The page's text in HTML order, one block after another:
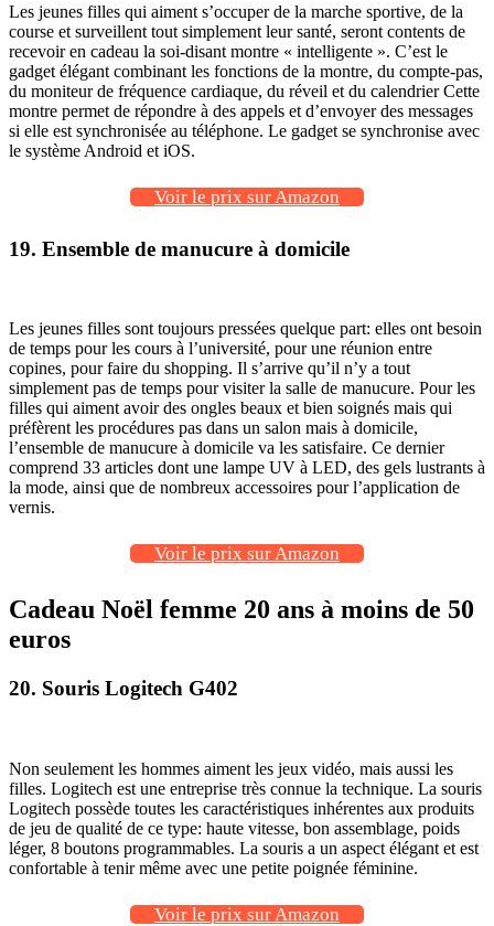
Les jeunes filles qui aiment s’occuper de la marche sportive, de la
course et surveillent tout simplement leur santé, seront contents de
recevoir en cadeau la soi-disant montre « intelligente ». C’est le
gadget élégant combinant les fonctions de la montre, du compte-pas,
du moniteur de fréquence cardiaque, du réveil et du calendrier Cette
montre permet de répondre à des appels et d’envoyer des messages
si elle est synchronisée au téléphone. Le gadget se synchronise avec
le système Android et iOS.
Voir le prix sur Amazon
19. Ensemble de manucure à domicile
Les jeunes filles sont toujours pressées quelque part: elles ont besoin
de temps pour les cours à l’université, pour une réunion entre
copines, pour faire du shopping. Il s’arrive qu’il n’y a tout
simplement pas de temps pour visiter la salle de manucure. Pour les
filles qui aiment avoir des ongles beaux et bien soignés mais qui
préfèrent les procédures pas dans un salon mais à domicile,
l’ensemble de manucure à domicile va les satisfaire. Ce dernier
comprend 33 articles dont une lampe UV à LED, des gels lustrants à
la mode, ainsi que de nombreux accessoires pour l’application de
vernis.
Voir le prix sur Amazon
Cadeau Noël femme 20 ans à moins de 50
euros
20. Souris Logitech G402
Non seulement les hommes aiment les jeux vidéo, mais aussi les
filles. Logitech est une entreprise très connue la technique. La souris
Logitech possède toutes les caractéristiques inhérentes aux produits
de jeu de qualité de ce type: haute vitesse, bon assemblage, poids
léger, 8 boutons programmables. La souris a un aspect élégant et est
confortable à tenir même avec une petite poignée féminine.
Voir le prix sur Amazon